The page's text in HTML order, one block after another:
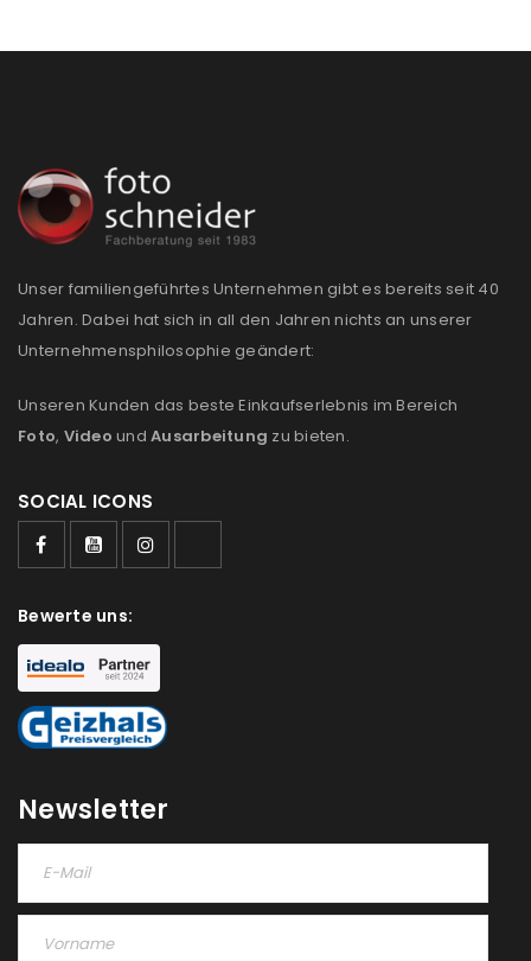
ANMELDEN
Benutzername oder E-Mail-Adresse
Passwort*
ANMELDEN
PASSWORT VERGESSEN?
Unser familiengeführtes Unternehmen gibt es bereits seit 40
Jahren. Dabei hat sich in all den Jahren nichts an unserer
Unternehmensphilosophie geändert:
Unseren Kunden das beste Einkaufserlebnis im Bereich
Foto, Video und Ausarbeitung zu bieten.
SOCIAL ICONS
Bewerte uns:
Newsletter